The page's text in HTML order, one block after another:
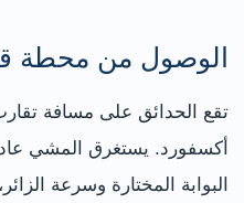
الوصول من محطة
تقع الحدائق على مسافة
البوابة المختارة وسرعة